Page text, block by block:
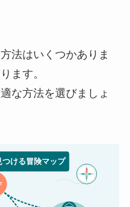
法はいくつかありま
ます。
な方法を選びましょ